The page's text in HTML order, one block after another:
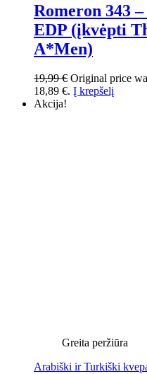
Romeron 343
EDP (įkvėpti
A*Men)
19,99€ Original price
18,89 €. Į krepšelį
Akcija!
Greita peržiūra
Arabiški ir Turkiški